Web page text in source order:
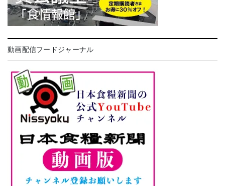
動画配信フードジャーナル